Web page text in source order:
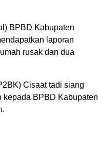
BPBD Kabupaten
laporan
rusak dan dua
Cisaat tadi siang
kepada BPBD Kabupaten